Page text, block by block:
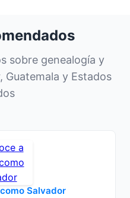
sobre genealogía y
Guatemala y Estados
Salvador